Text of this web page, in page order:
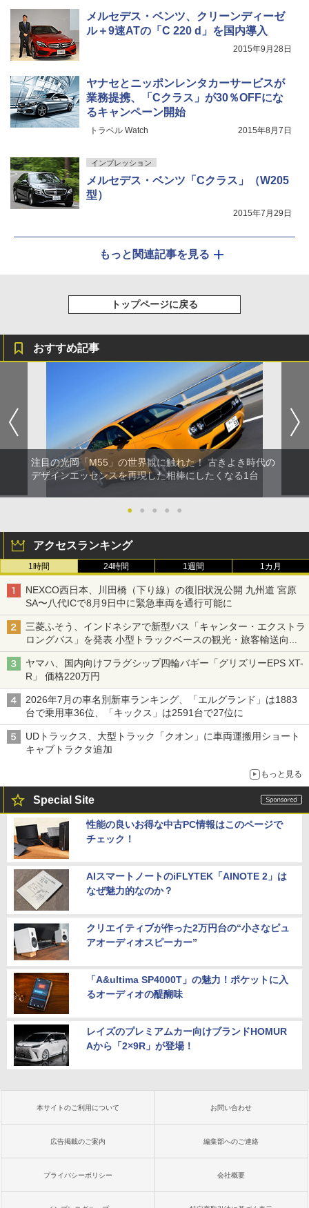
メルセデス・ベンツ、クリーンディーゼ
ル＋9速ATの「C 220 d」を国内導入
2015年9月28日
ヤナセとニッポンレンタカーサービスが
業務提携、「Cクラス」が30％OFFにな
るキャンペーン開始
トラベル Watch 2015年8月7日
インプレッション
メルセデス・ベンツ「Cクラス」（W205
型）
2015年7月29日
もっと関連記事を見る
トップページに戻る
おすすめ記事
注目の光岡「M55」の世界観に触れた！ 古きよき時代の
デザインエッセンスを再現した相棒にしたくなる1台
● ● ● ● ●
アクセスランキング
1時間 24時間 1週間 1カ月
NEXCO西日本、川田橋（下り線）の復旧状況公開 九州道 宮原
SA〜八代ICで8月9日中に緊急車両を通行可能に
三菱ふそう、インドネシアで新型バス「キャンター・エクストラ
ロングバス」を発表 小型トラックベースの観光・旅客輸送向け
バス
ヤマハ、国内向けフラグシップ四輪バギー「グリズリーEPS XT-
R」 価格220万円
2026年7月の車名別新車ランキング、「エルグランド」は1883
台で乗用車36位、「キックス」は2591台で27位に
UDトラックス、大型トラック「クオン」に車両運搬用ショート
キャブトラクタ追加
もっと見る
Special Site
性能の良いお得な中古PC情報はこのページで
チェック！
AIスマートノートのiFLYTEK「AINOTE 2」は
なぜ魅力的なのか？
クリエイティブが作った2万円台の“小さなピュ
アオーディオスピーカー”
「A&ultima SP4000T」の魅力！ポケットに入
るオーディオの醍醐味
レイズのプレミアムカー向けブランドHOMUR
Aから「2×9R」が登場！
本サイトのご利用について お問い合わせ
広告掲載のご案内 編集部へのご連絡
プライバシーポリシー 会社概要